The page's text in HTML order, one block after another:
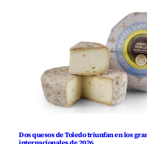
Dos quesos de Toledo triunfan en los